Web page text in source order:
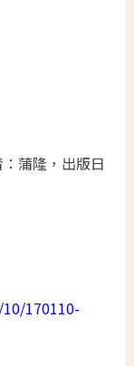
蒲隆，出版日
170110-